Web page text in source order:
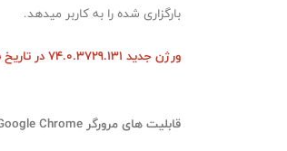
بارگزاری شده را به کاربر میدهد.
ورژن جدید 74.0.3729.131 در تاریخ 15 اردیبهشت 98 اضافه شد.
قابلیت های مرورگر Google Chrome :